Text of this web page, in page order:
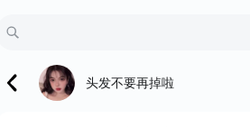
头发不要再掉啦